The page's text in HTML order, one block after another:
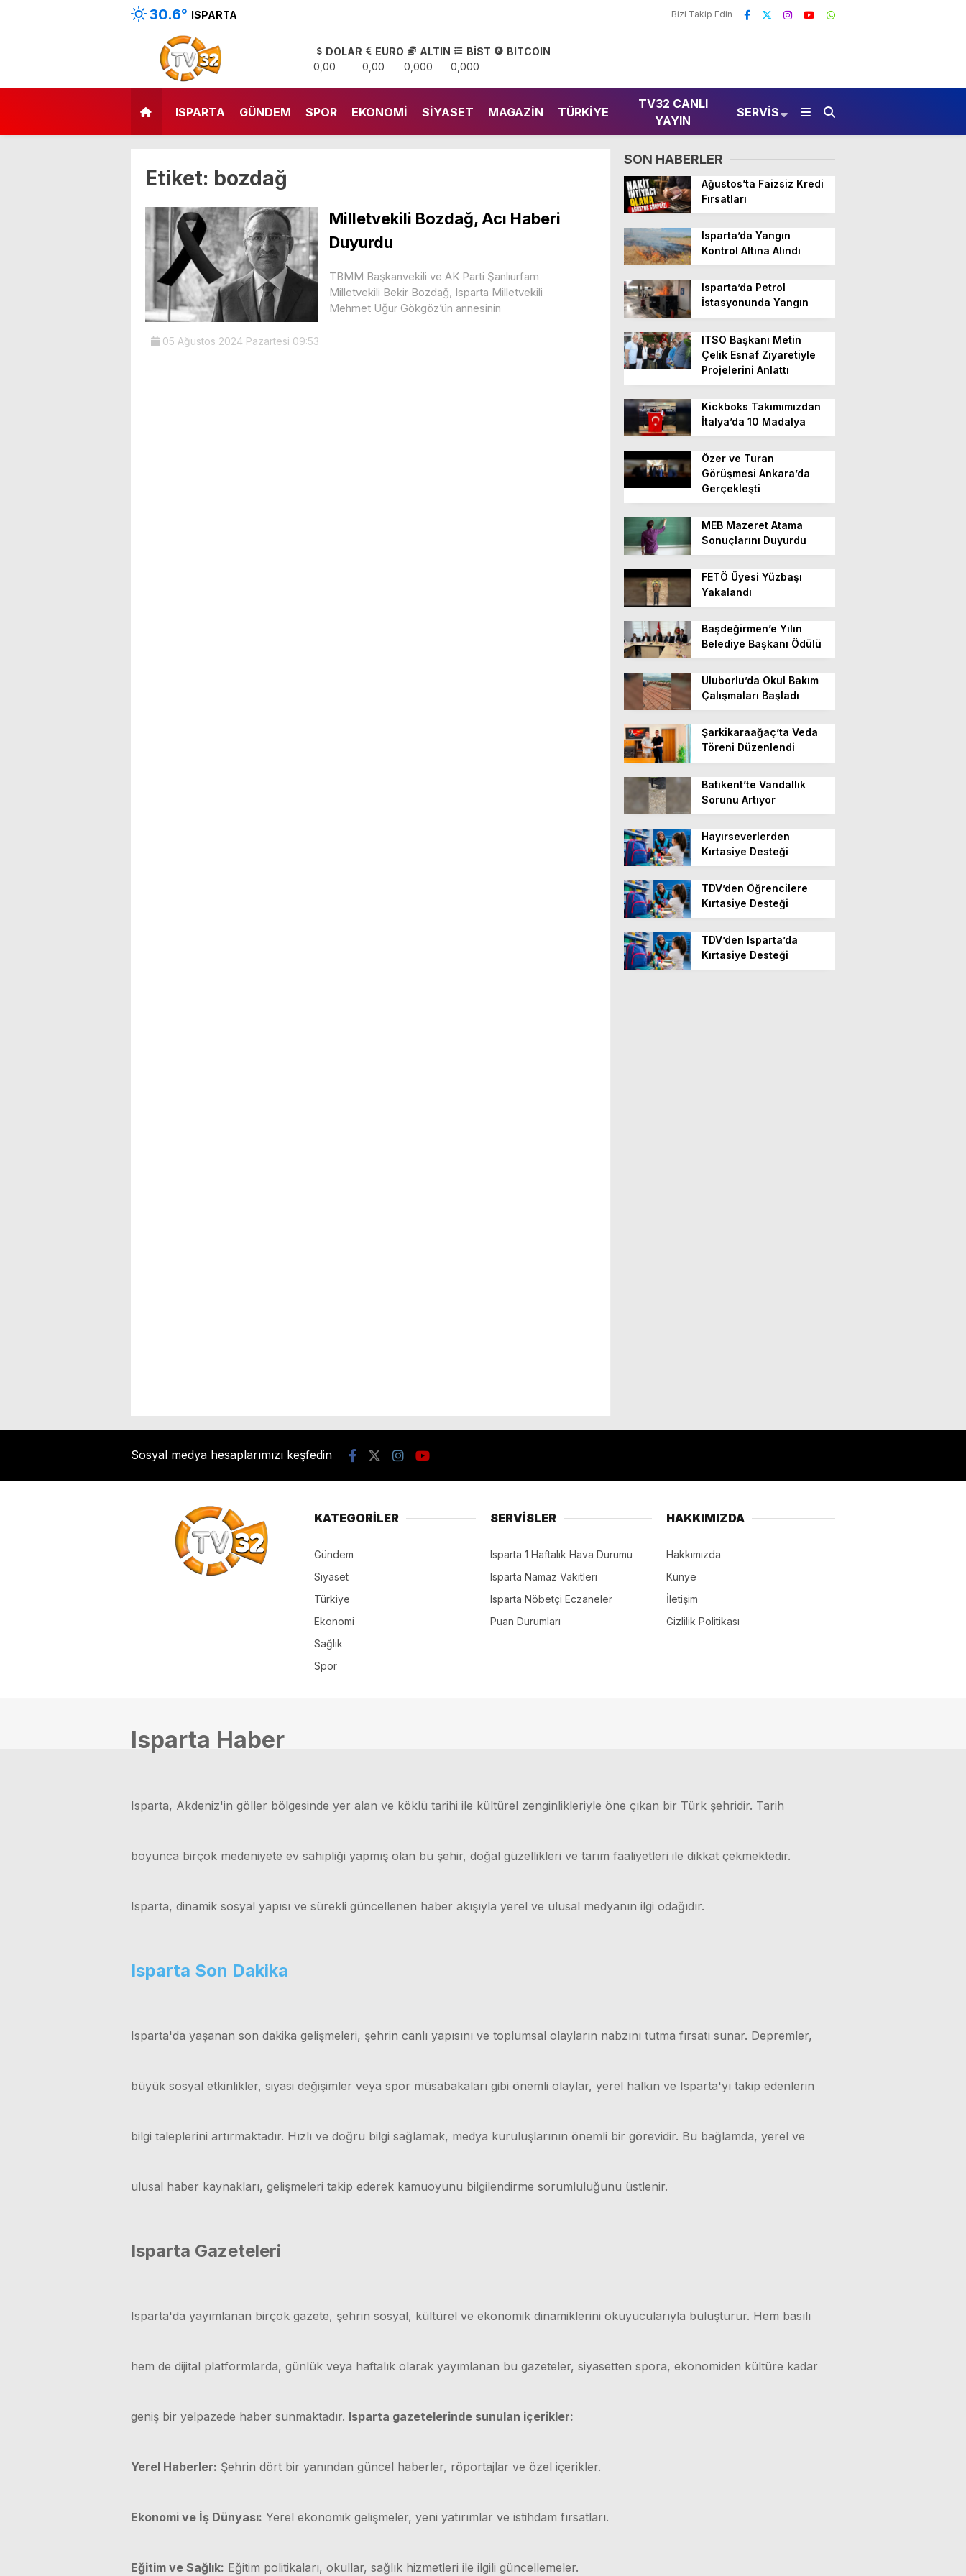
30.6° ISPARTA Bizi Takip Edin
DOLAR
0,00
EURO
0,00
ALTIN
0,000
BİST
0,000
BITCOIN
ISPARTA GÜNDEM SPOR EKONOMI SIYASET MAGAZIN TÜRKIYE
TV32 CANLI
YAYIN
SERVIS
Etiket: bozdağ
Milletvekili Bozdağ, Acı Haberi
Duyurdu
TBMM Başkanvekili ve AK Parti Şanlıurfam
Milletvekili Bekir Bozdağ, Isparta Milletvekili
Mehmet Uğur Gökgöz’ün annesinin
05 Ağustos 2024 Pazartesi 09:53
SON HABERLER
Ağustos’ta Faizsiz Kredi
Fırsatları
Isparta’da Yangın
Kontrol Altına Alındı
Isparta’da Petrol
İstasyonunda Yangın
ITSO Başkanı Metin
Çelik Esnaf Ziyaretiyle
Projelerini Anlattı
Kickboks Takımımızdan
İtalya’da 10 Madalya
Özer ve Turan
Görüşmesi Ankara’da
Gerçekleşti
MEB Mazeret Atama
Sonuçlarını Duyurdu
FETÖ Üyesi Yüzbaşı
Yakalandı
Başdeğirmen’e Yılın
Belediye Başkanı Ödülü
Uluborlu’da Okul Bakım
Çalışmaları Başladı
Şarkikaraağaç’ta Veda
Töreni Düzenlendi
Batıkent’te Vandallık
Sorunu Artıyor
Hayırseverlerden
Kırtasiye Desteği
TDV’den Öğrencilere
Kırtasiye Desteği
TDV’den Isparta’da
Kırtasiye Desteği
Sosyal medya hesaplarımızı keşfedin
KATEGORİLER
Gündem
Siyaset
Türkiye
Ekonomi
Sağlık
Spor
SERVİSLER
Isparta 1 Haftalık Hava Durumu
Isparta Namaz Vakitleri
Isparta Nöbetçi Eczaneler
Puan Durumları
HAKKIMIZDA
Hakkımızda
Künye
İletişim
Gizlilik Politikası
Isparta Haber
Isparta, Akdeniz'in göller bölgesinde yer alan ve köklü tarihi ile kültürel zenginlikleriyle öne çıkan bir Türk şehridir. Tarih
boyunca birçok medeniyete ev sahipliği yapmış olan bu şehir, doğal güzellikleri ve tarım faaliyetleri ile dikkat çekmektedir.
Isparta, dinamik sosyal yapısı ve sürekli güncellenen haber akışıyla yerel ve ulusal medyanın ilgi odağıdır.
Isparta Son Dakika
Isparta'da yaşanan son dakika gelişmeleri, şehrin canlı yapısını ve toplumsal olayların nabzını tutma fırsatı sunar. Depremler,
büyük sosyal etkinlikler, siyasi değişimler veya spor müsabakaları gibi önemli olaylar, yerel halkın ve Isparta'yı takip edenlerin
bilgi taleplerini artırmaktadır. Hızlı ve doğru bilgi sağlamak, medya kuruluşlarının önemli bir görevidir. Bu bağlamda, yerel ve
ulusal haber kaynakları, gelişmeleri takip ederek kamuoyunu bilgilendirme sorumluluğunu üstlenir.
Isparta Gazeteleri
Isparta'da yayımlanan birçok gazete, şehrin sosyal, kültürel ve ekonomik dinamiklerini okuyucularıyla buluşturur. Hem basılı
hem de dijital platformlarda, günlük veya haftalık olarak yayımlanan bu gazeteler, siyasetten spora, ekonomiden kültüre kadar
geniş bir yelpazede haber sunmaktadır. Isparta gazetelerinde sunulan içerikler:
Yerel Haberler: Şehrin dört bir yanından güncel haberler, röportajlar ve özel içerikler.
Ekonomi ve İş Dünyası: Yerel ekonomik gelişmeler, yeni yatırımlar ve istihdam fırsatları.
Eğitim ve Sağlık: Eğitim politikaları, okullar, sağlık hizmetleri ile ilgili güncellemeler.